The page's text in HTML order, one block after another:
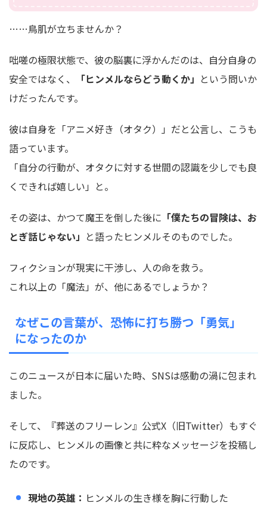
……鳥肌が立ちませんか？
咄嗟の極限状態で、彼の脳裏に浮かんだのは、自分自身の
安全ではなく、
「ヒンメルならどう動くか」 という問いか
けだったんです。
彼は自身を「アニメ好き（オタク）」だと公言し、こうも
語っています。
「自分の行動が、オタクに対する世間の認識を少しでも良
くできれば嬉しい」と。
その姿は、かつて魔王を倒した後に 「僕たちの冒険は、お
とぎ話じゃない」 と語ったヒンメルそのものでした。
フィクションが現実に干渉し、人の命を救う。
これ以上の「魔法」が、他にあるでしょうか？
なぜこの言葉が、恐怖に打ち勝つ「勇気」
になったのか
このニュースが日本に届いた時、SNSは感動の渦に包まれ
ました。
そして、『葬送のフリーレン』公式X（旧Twitter）もすぐ
に反応し、ヒンメルの画像と共に粋なメッセージを投稿し
たのです。
現地の英雄： ヒンメルの生き様を胸に行動した